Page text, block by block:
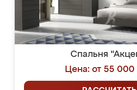
Спальня
Цена: от 55 000